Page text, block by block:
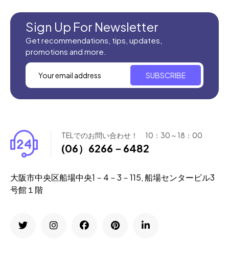
新商品入荷
Sign Up For Newsletter
Get recommendations, tips, updates,
promotions and more.
SUBSCRIBE
TELでのお問い合わせ！ 10：30～18：00
(06）6266－6482
大阪市中央区船場中央1－4－3－115, 船場センタービル3
号館１階